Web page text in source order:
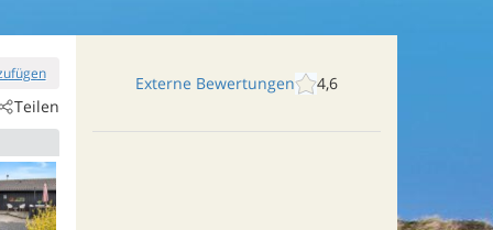
Teilen
Externe Bewertungen 4,6